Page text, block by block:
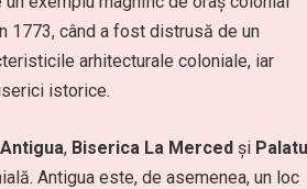
1773, când a fost distrusă de un
arhitecturale coloniale, iar
istorice.
, Biserica La Merced și
Antigua este, de asemenea, un loc